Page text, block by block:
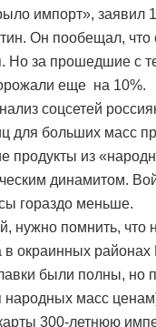
импорт», заявил
Он пообещал, что
Но за прошедшие с
еще на 10%.
соцсетей
для больших масс
продукты из
динамитом.
гораздо меньше.
нужно помнить, что
в окраинных районах
были полны, но
народных масс
300-летнюю